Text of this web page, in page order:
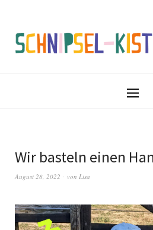
Wir basteln einen
August 28, 2022 von Lisa